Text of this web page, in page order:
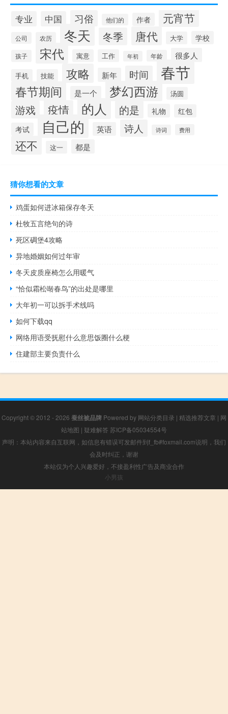
专业 中国 习俗 他们的 作者 元宵节
公司 农历 冬天 冬季 唐代 大学 学校
孩子 宋代 寓意 工作 年初 年龄 很多人
手机 技能 攻略 新年 时间 春节
春节期间 是一个 梦幻西游 汤圆
游戏 疫情 的人 的是 礼物
红包
考试
自己的 英语 诗人 诗词 费用
还不 这一 都是
猜你想看的文章
鸡蛋如何进冰箱保存冬天
杜牧五言绝句的诗
死区碉堡4攻略
异地婚姻如何过年审
冬天皮质座椅怎么用暖气
“恰似霜松啭春鸟”的出处是哪里
大年初一可以拆手术线吗
如何下载qq
网络用语受抚慰什么意思饭圈什么梗
住建部主要负责什么
Copyright © 2012 - 2026 蚕丝被品牌 Powered by 网站分类目录 | 精选推荐文章 | 网
站地图 | 疑难解答 苏ICP备05034554号
声明：本站内容来自互联网，如信息有错误可发邮件到f_fb#foxmail.com说明，我们
会及时纠正，谢谢
本站仅为个人兴趣爱好，不接盈利性广告及商业合作
小男孩